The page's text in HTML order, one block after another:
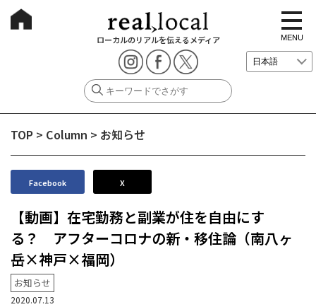
ローカルのリアルを伝えるメディア
t
o
g
g
e
i
i
MENU
TOP > Column > お知らせ
Facebook X
【動画】在宅勤務と副業が住を自由にす
る？ アフターコロナの新・移住論（南八ヶ
岳×神戸×福岡）
お知らせ
2020.07.13